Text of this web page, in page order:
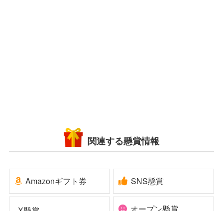
関連する懸賞情報
Amazonギフト券 SNS懸賞